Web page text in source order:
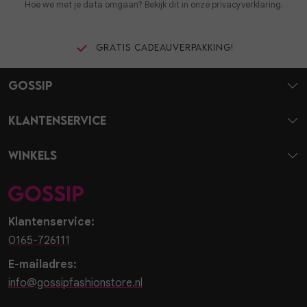
Hoe we met je data omgaan? Bekijk dit in onze privacyverklaring.
Gratis cadeauverpakking!
Klantenservice:
0165-726111
E-mailadres:
info@gossipfashionstore.nl
Gossip
Klantenservice
Winkels